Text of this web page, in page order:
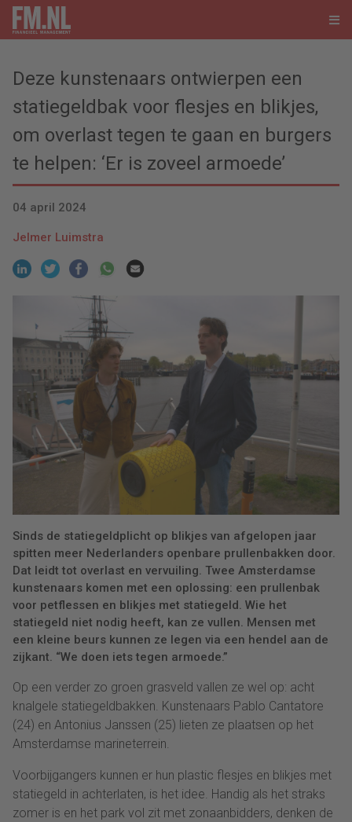
Deze kunstenaars ontwierpen een
statiegeldbak voor flesjes en blikjes,
om overlast tegen te gaan en burgers
te helpen: ‘Er is zoveel armoede’
04 april 2024
Jelmer Luimstra
Sinds de statiegeldplicht op blikjes van afgelopen jaar
spitten meer Nederlanders openbare prullenbakken door.
Dat leidt tot overlast en vervuiling. Twee Amsterdamse
kunstenaars komen met een oplossing: een prullenbak
voor petflessen en blikjes met statiegeld. Wie het
statiegeld niet nodig heeft, kan ze vullen. Mensen met
een kleine beurs kunnen ze legen via een hendel aan de
zijkant. “We doen iets tegen armoede.”
Op een verder zo groen grasveld vallen ze wel op: acht
knalgele statiegeldbakken. Kunstenaars Pablo Cantatore
(24) en Antonius Janssen (25) lieten ze plaatsen op het
Amsterdamse marineterrein.
Voorbijgangers kunnen er hun plastic flesjes en blikjes met
statiegeld in achterlaten, is het idee. Handig als het straks
zomer is en het park vol zit met zonaanbidders, denken de